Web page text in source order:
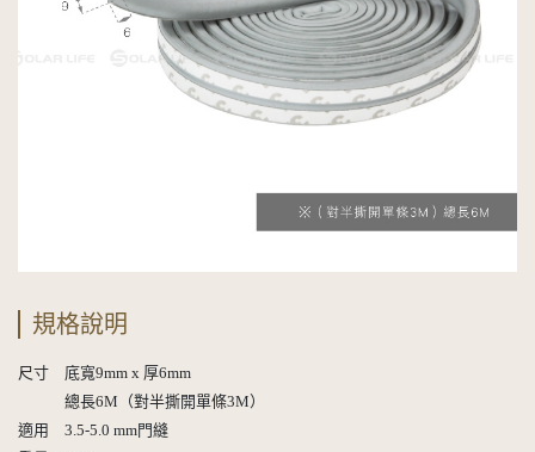
規格說明
尺寸 底寬9mm x 厚6mm
總長6M（對半撕開單條3M）
適用 3.5-5.0 mm門縫